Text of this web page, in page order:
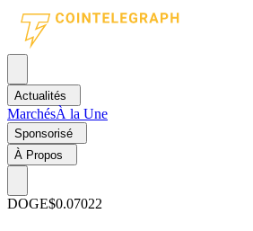
Actualités
MarchésÀ la Une
Sponsorisé
À Propos
DOGE$0.07022